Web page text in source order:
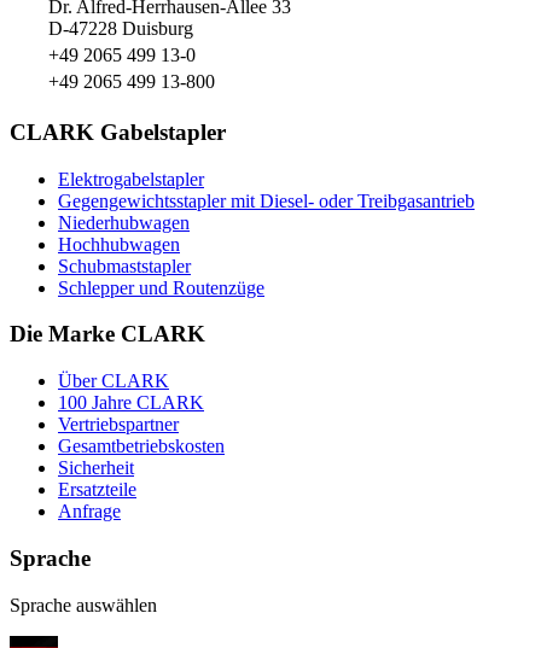
Dr. Alfred-Herrhausen-Allee 33
D-47228 Duisburg
+49 2065 499 13-0
+49 2065 499 13-800
CLARK Gabelstapler
Elektrogabelstapler
Gegengewichtsstapler mit Diesel- oder Treibgasantrieb
Niederhubwagen
Hochhubwagen
Schubmaststapler
Schlepper und Routenzüge
Die Marke CLARK
Über CLARK
100 Jahre CLARK
Vertriebspartner
Gesamtbetriebskosten
Sicherheit
Ersatzteile
Anfrage
Sprache
Sprache auswählen